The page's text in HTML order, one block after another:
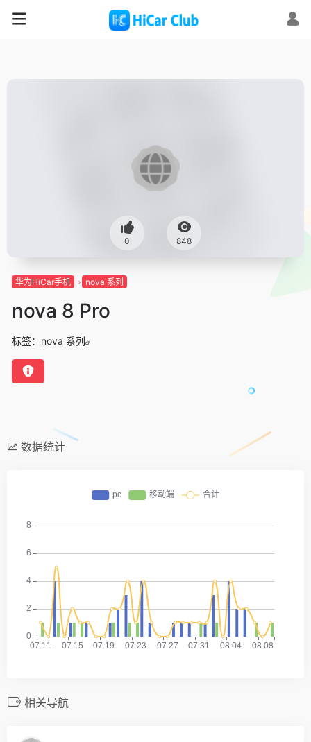
0 848
华为HiCar手机 nova 系列
nova 8 Pro
标签： nova 系列
数据统计
相关导航